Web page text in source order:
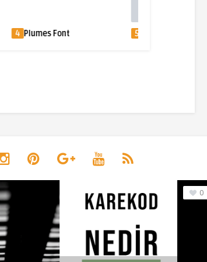
Plumes Font Flowery Font
0